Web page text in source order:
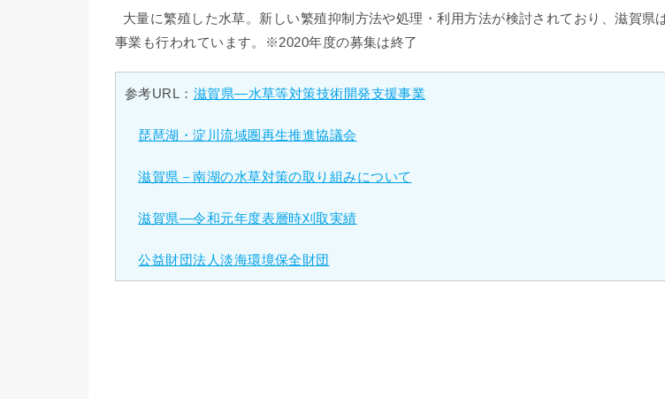
大量に繁殖した水草。新しい繁殖抑制方法や処理・利用方法が検討されており、滋賀県
事業も行われています。※2020年度の募集は終了
参考URL： 滋賀県―水草等対策技術開発支援事業
琵琶湖・淀川流域圏再生推進協議会
滋賀県－南湖の水草対策の取り組みについて
滋賀県―令和元年度表層時刈取実績
公益財団法人淡海環境保全財団